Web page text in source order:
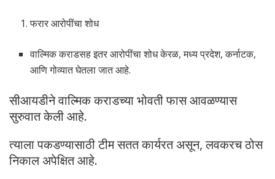
फरार आरोपींचा शोध
वाल्मिक कराडसह इतर आरोपींचा शोध केरळ, मध्य प्रदेश, कर्नाटक,
आणि गोव्यात घेतला जात आहे.
सीआयडीने वाल्मिक कराडच्या भोवती फास आवळण्यास
सुरुवात केली आहे.
त्याला पकडण्यासाठी टीम सतत कार्यरत असून, लवकरच ठोस
निकाल अपेक्षित आहे.